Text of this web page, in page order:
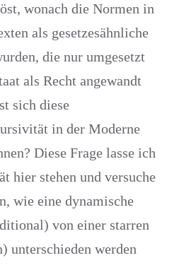
wonach die Normen in
als gesetzesähnliche
die nur umgesetzt
als Recht angewandt
sich diese
in der Moderne
Diese Frage lasse ich
hier stehen und versuche
wie eine dynamische
von einer starren
unterschieden werden